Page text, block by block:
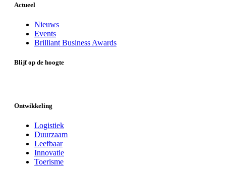
Actueel
Nieuws
Events
Brilliant Business Awards
Blijf op de hoogte
Ontwikkeling
Logistiek
Duurzaam
Leefbaar
Innovatie
Toerisme